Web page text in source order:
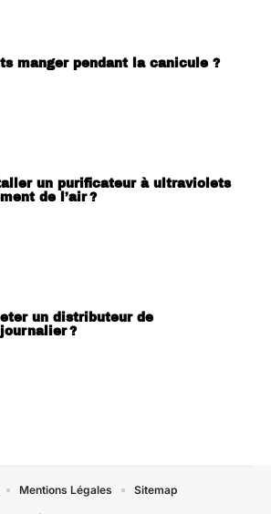
manger pendant la canicule ?
un purificateur à ultraviolets
de l’air ?
un distributeur de
?
Mentions Légales Sitemap